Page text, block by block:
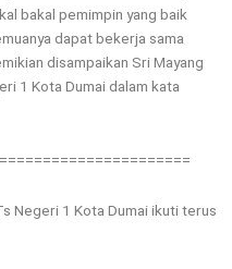
bakal pemimpin yang baik
dapat bekerja sama
disampaikan Sri Mayang
1 Kota Dumai dalam kata
Negeri 1 Kota Dumai ikuti terus